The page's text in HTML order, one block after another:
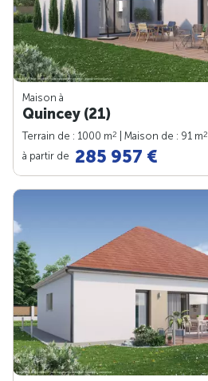
Maison à
Quincey (21)
Terrain de : 1000 m2 | Maison de : 91 m2
à partir de 285 957 €